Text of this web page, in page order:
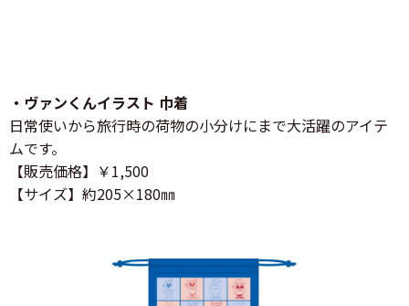
・ヴァンくんイラスト 巾着
日常使いから旅行時の荷物の小分けにまで大活躍のアイテ
ムです。
【販売価格】￥1,500
【サイズ】約205×180㎜